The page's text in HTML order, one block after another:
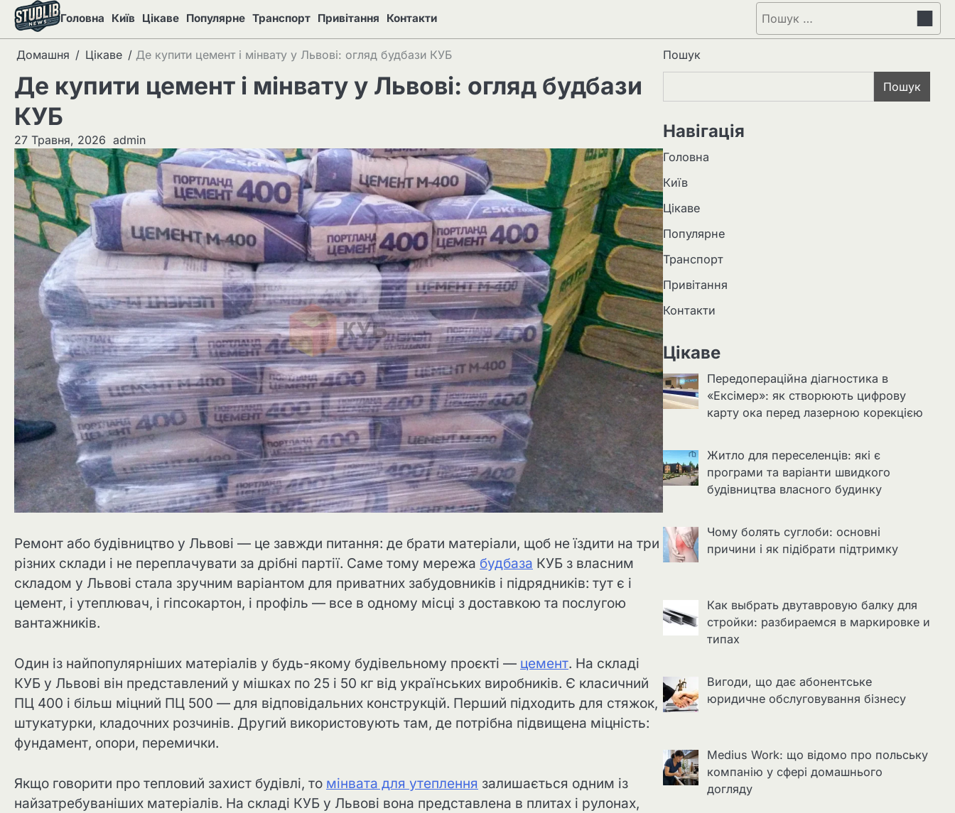
Перейти
вмісту
Головна Київ Цікаве Популярне Транспорт Привітання Контакти Пошук:
Домашня Цікаве Де купити цемент і мінвату у Львові: огляд будбази КУБ
Де купити цемент і мінвату у Львові: огляд будбази
КУБ
27 Травня, 2026 admin
Ремонт або будівництво у Львові — це завжди питання: де брати матеріали, щоб не їздити на три
різних склади і не переплачувати за дрібні партії. Саме тому мережа будбаза КУБ з власним
складом у Львові стала зручним варіантом для приватних забудовників і підрядників: тут є і
цемент, і утеплювач, і гіпсокартон, і профіль — все в одному місці з доставкою та послугою
вантажників.
Один із найпопулярніших матеріалів у будь-якому будівельному проєкті — цемент. На складі
КУБ у Львові він представлений у мішках по 25 і 50 кг від українських виробників. Є класичний
ПЦ 400 і більш міцний ПЦ 500 — для відповідальних конструкцій. Перший підходить для стяжок,
штукатурки, кладочних розчинів. Другий використовують там, де потрібна підвищена міцність:
фундамент, опори, перемички.
Якщо говорити про тепловий захист будівлі, то мінвата для утеплення залишається одним із
найзатребуваніших матеріалів. На складі КУБ у Львові вона представлена в плитах і рулонах,
Пошук
Пошук
Навігація
Головна
Київ
Цікаве
Популярне
Транспорт
Привітання
Контакти
Цікаве
Передопераційна діагностика в
«Ексімер»: як створюють цифрову
карту ока перед лазерною корекцією
Житло для переселенців: які є
програми та варіанти швидкого
будівництва власного будинку
Чому болять суглоби: основні
причини і як підібрати підтримку
Как выбрать двутавровую балку для
стройки: разбираемся в маркировке и
типах
Вигоди, що дає абонентське
юридичне обслуговування бізнесу
Medius Work: що відомо про польську
компанію у сфері домашнього
догляду